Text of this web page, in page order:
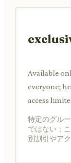
Available
everyone;
access
特定のグル
ではない；
別割引やア